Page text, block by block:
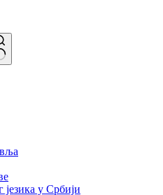
језика у Србији